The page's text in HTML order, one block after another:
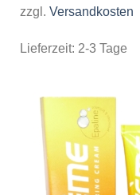
zzgl. Versandkosten
Lieferzeit: 2-3 Tage